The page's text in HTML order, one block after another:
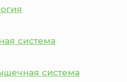
система
система